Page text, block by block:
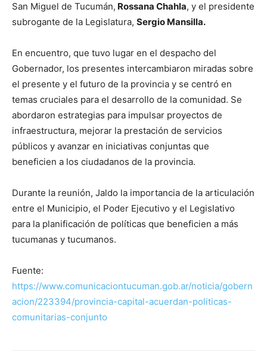
San Miguel de Tucumán, Rossana Chahla, y el presidente
subrogante de la Legislatura, Sergio Mansilla.
En encuentro, que tuvo lugar en el despacho del
Gobernador, los presentes intercambiaron miradas sobre
el presente y el futuro de la provincia y se centró en
temas cruciales para el desarrollo de la comunidad. Se
abordaron estrategias para impulsar proyectos de
infraestructura, mejorar la prestación de servicios
públicos y avanzar en iniciativas conjuntas que
beneficien a los ciudadanos de la provincia.
Durante la reunión, Jaldo la importancia de la articulación
entre el Municipio, el Poder Ejecutivo y el Legislativo
para la planificación de políticas que beneficien a más
tucumanas y tucumanos.
Fuente:
https://www.comunicaciontucuman.gob.ar/noticia/gobern
acion/223394/provincia-capital-acuerdan-politicas-
comunitarias-conjunto